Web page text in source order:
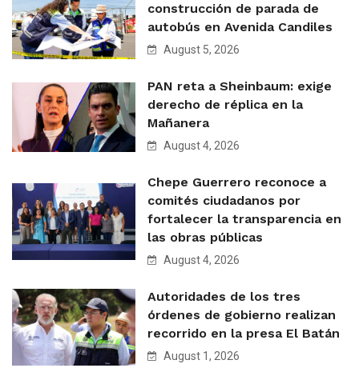
construcción de parada de
autobús en Avenida Candiles
August 5, 2026
PAN reta a Sheinbaum: exige
derecho de réplica en la
Mañanera
August 4, 2026
Chepe Guerrero reconoce a
comités ciudadanos por
fortalecer la transparencia en
las obras públicas
August 4, 2026
Autoridades de los tres
órdenes de gobierno realizan
recorrido en la presa El Batán
August 1, 2026